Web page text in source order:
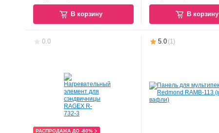
В корзину В корзину
0.0
РАСПРОДАЖА ДО -80%
5.0 (1)